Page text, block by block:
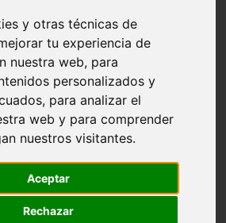
y otras técnicas de
tu experiencia de
nuestra web, para
personalizados y
para analizar el
web y para comprender
nuestros visitantes.
Aceptar
Rechazar